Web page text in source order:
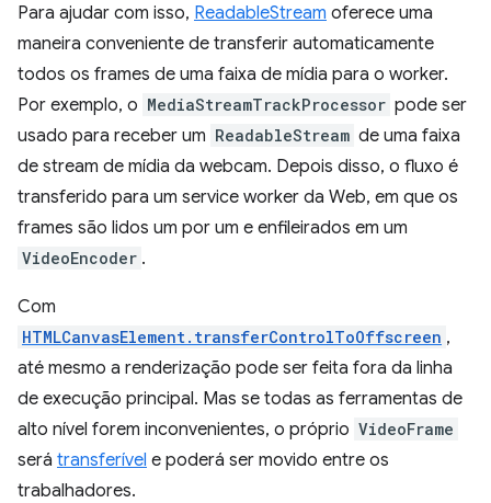
Para ajudar com isso, ReadableStream oferece uma
maneira conveniente de transferir automaticamente
todos os frames de uma faixa de mídia para o worker.
Por exemplo, o MediaStreamTrackProcessor pode ser
usado para receber um ReadableStream de uma faixa
de stream de mídia da webcam. Depois disso, o fluxo é
transferido para um service worker da Web, em que os
frames são lidos um por um e enfileirados em um
VideoEncoder .
Com
HTMLCanvasElement.transferControlToOffscreen ,
até mesmo a renderização pode ser feita fora da linha
de execução principal. Mas se todas as ferramentas de
alto nível forem inconvenientes, o próprio VideoFrame
será transferível e poderá ser movido entre os
trabalhadores.